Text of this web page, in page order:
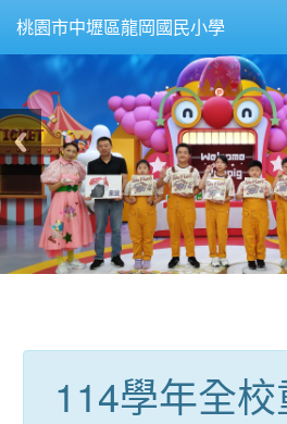
桃園市中壢區龍岡國民小學
114學年全